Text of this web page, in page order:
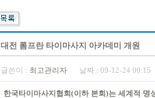
대전 롬프란 타이마사지 아카데미 개원
글쓴이 : 최고관리자 날짜 : 09-12-24
한국타이마사지협회(이하 본회)는 세계적 명